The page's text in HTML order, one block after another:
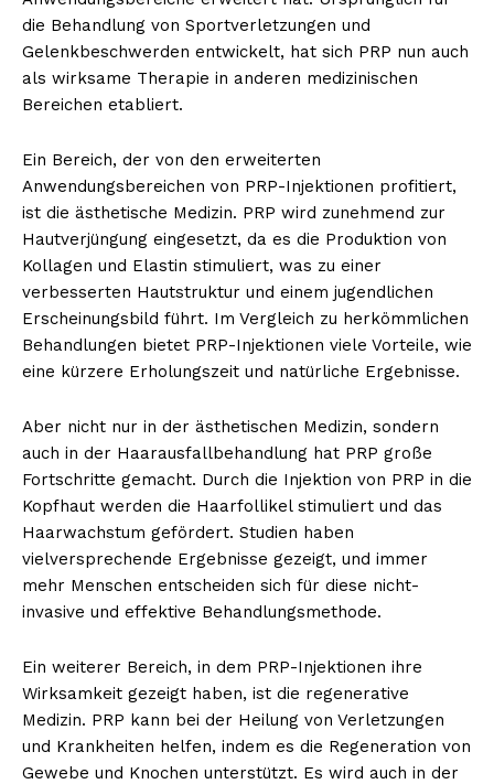
die Behandlung von Sportverletzungen und
Gelenkbeschwerden entwickelt, hat sich PRP nun auch
als wirksame Therapie in anderen medizinischen
Bereichen etabliert.
Ein Bereich, der von den erweiterten
Anwendungsbereichen von PRP-Injektionen profitiert,
ist die ästhetische Medizin. PRP wird zunehmend zur
Hautverjüngung eingesetzt, da es die Produktion von
Kollagen und Elastin stimuliert, was zu einer
verbesserten Hautstruktur und einem jugendlichen
Erscheinungsbild führt. Im Vergleich zu herkömmlichen
Behandlungen bietet PRP-Injektionen viele Vorteile, wie
eine kürzere Erholungszeit und natürliche Ergebnisse.
Aber nicht nur in der ästhetischen Medizin, sondern
auch in der Haarausfallbehandlung hat PRP große
Fortschritte gemacht. Durch die Injektion von PRP in die
Kopfhaut werden die Haarfollikel stimuliert und das
Haarwachstum gefördert. Studien haben
vielversprechende Ergebnisse gezeigt, und immer
mehr Menschen entscheiden sich für diese nicht-
invasive und effektive Behandlungsmethode.
Ein weiterer Bereich, in dem PRP-Injektionen ihre
Wirksamkeit gezeigt haben, ist die regenerative
Medizin. PRP kann bei der Heilung von Verletzungen
und Krankheiten helfen, indem es die Regeneration von
Gewebe und Knochen unterstützt. Es wird auch in der